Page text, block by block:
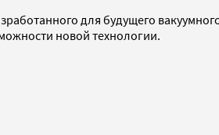
для будущего
новой технологии.